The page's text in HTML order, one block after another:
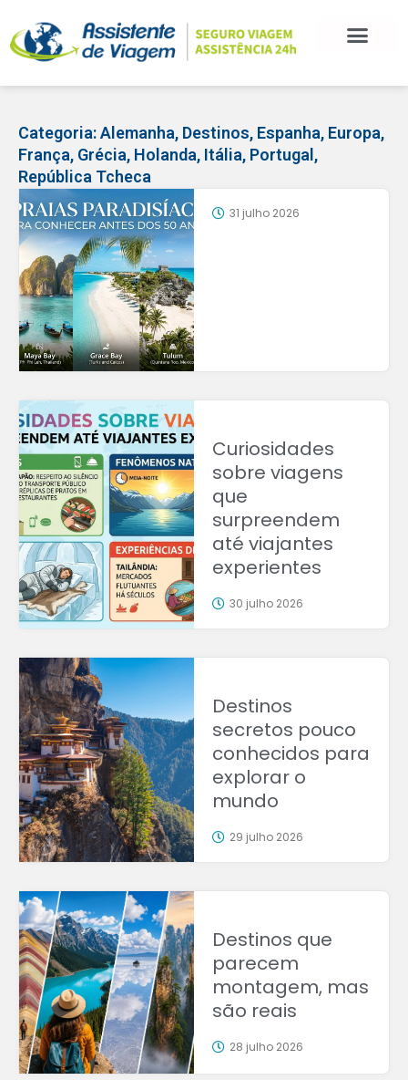
Categoria:Alemanha, Destinos, Espanha, Europa,
França, Grécia, Holanda, Itália, Portugal ,
República Tcheca
31 julho 2026
Curiosidades
sobre viagens
que
surpreendem
até viajantes
experientes
30 julho 2026
Destinos
secretos pouco
conhecidos para
explorar o
mundo
29 julho 2026
Destinos que
parecem
montagem, mas
são reais
28 julho 2026